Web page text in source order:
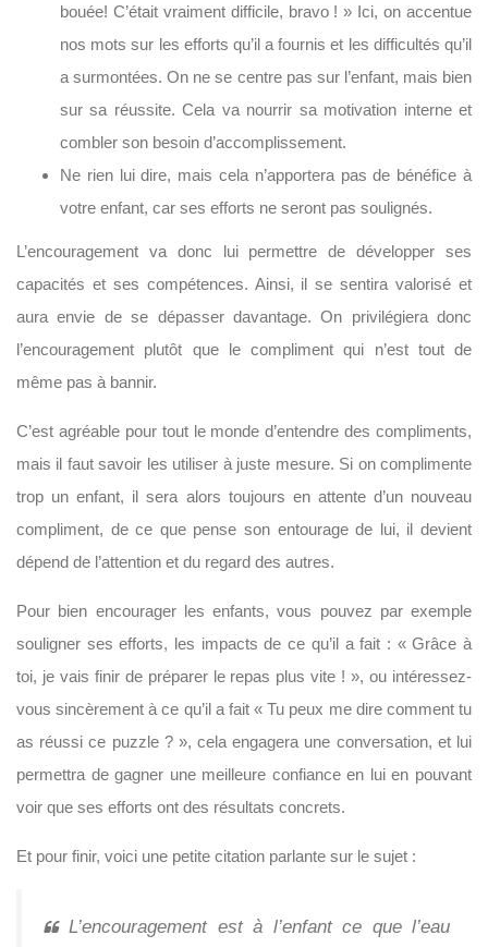
bouée! C’était vraiment difficile, bravo ! » Ici, on accentue
nos mots sur les efforts qu’il a fournis et les difficultés qu’il
a surmontées. On ne se centre pas sur l’enfant, mais bien
sur sa réussite. Cela va nourrir sa motivation interne et
combler son besoin d’accomplissement.
Ne rien lui dire, mais cela n’apportera pas de bénéfice à
votre enfant, car ses efforts ne seront pas soulignés.
L’encouragement va donc lui permettre de développer ses
capacités et ses compétences. Ainsi, il se sentira valorisé et
aura envie de se dépasser davantage. On privilégiera donc
l’encouragement plutôt que le compliment qui n’est tout de
même pas à bannir.
C’est agréable pour tout le monde d’entendre des compliments,
mais il faut savoir les utiliser à juste mesure. Si on complimente
trop un enfant, il sera alors toujours en attente d’un nouveau
compliment, de ce que pense son entourage de lui, il devient
dépend de l’attention et du regard des autres.
Pour bien encourager les enfants, vous pouvez par exemple
souligner ses efforts, les impacts de ce qu’il a fait : « Grâce à
toi, je vais finir de préparer le repas plus vite ! », ou intéressez-
vous sincèrement à ce qu’il a fait « Tu peux me dire comment tu
as réussi ce puzzle ? », cela engagera une conversation, et lui
permettra de gagner une meilleure confiance en lui en pouvant
voir que ses efforts ont des résultats concrets.
Et pour finir, voici une petite citation parlante sur le sujet :
L’encouragement est à l’enfant ce que l’eau